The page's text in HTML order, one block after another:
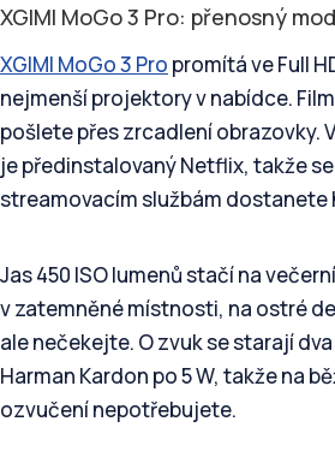
XGIMI MoGo 3 Pro: přenosný
XGIMI MoGo 3 Pro promítá ve Full
nejmenší projektory v nabídce.
pošlete přes zrcadlení obrazovky.
je předinstalovaný Netflix, takže
streamovacím službám dostanete
Jas 450 ISO lumenů stačí na
v zatemněné místnosti, na ostré
ale nečekejte. O zvuk se starají
Harman Kardon po 5 W, takže na
ozvučení nepotřebujete.